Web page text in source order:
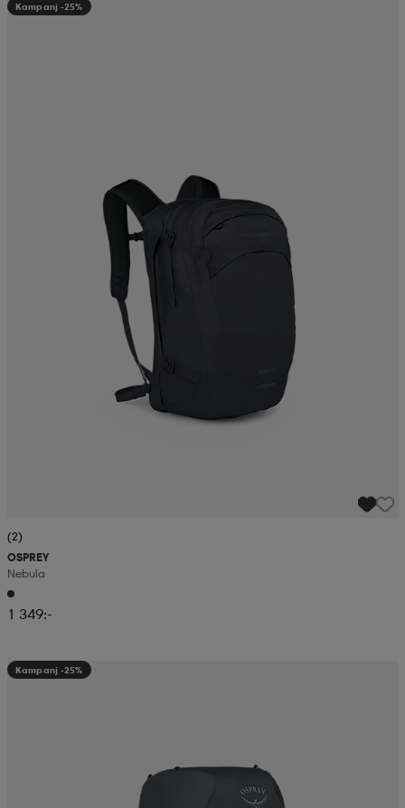
Kampanj -25%
(2)
OSPREY
Nebula
1 349:-
Kampanj -25%